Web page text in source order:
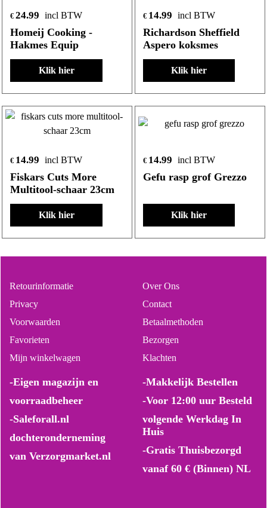
€ 24.99 incl BTW
Homeij Cooking -
Hakmes Equip
Klik hier
€ 14.99 incl BTW
Richardson Sheffield
Aspero koksmes
Klik hier
€ 14.99 incl BTW
Fiskars Cuts More
Multitool-schaar 23cm
Klik hier
€ 14.99 incl BTW
Gefu rasp grof Grezzo
Klik hier
Over Ons
Contact
Betaalmethoden
Bezorgen
Klachten
Retourinformatie
Privacy
Voorwaarden
Favorieten
Mijn winkelwagen
-Makkelijk Bestellen
-Voor 12:00 uur Besteld
volgende Werkdag In
Huis
-Gratis Thuisbezorgd
vanaf 60 € (Binnen) NL
-Eigen magazijn en
voorraadbeheer
-Saleforall.nl
dochteronderneming
van Verzorgmarket.nl